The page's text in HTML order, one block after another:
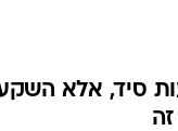
סיד, אלא